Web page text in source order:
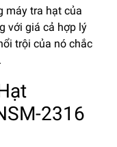
máy tra hạt của
với giá cả hợp lý
trội của nó chắc
2316